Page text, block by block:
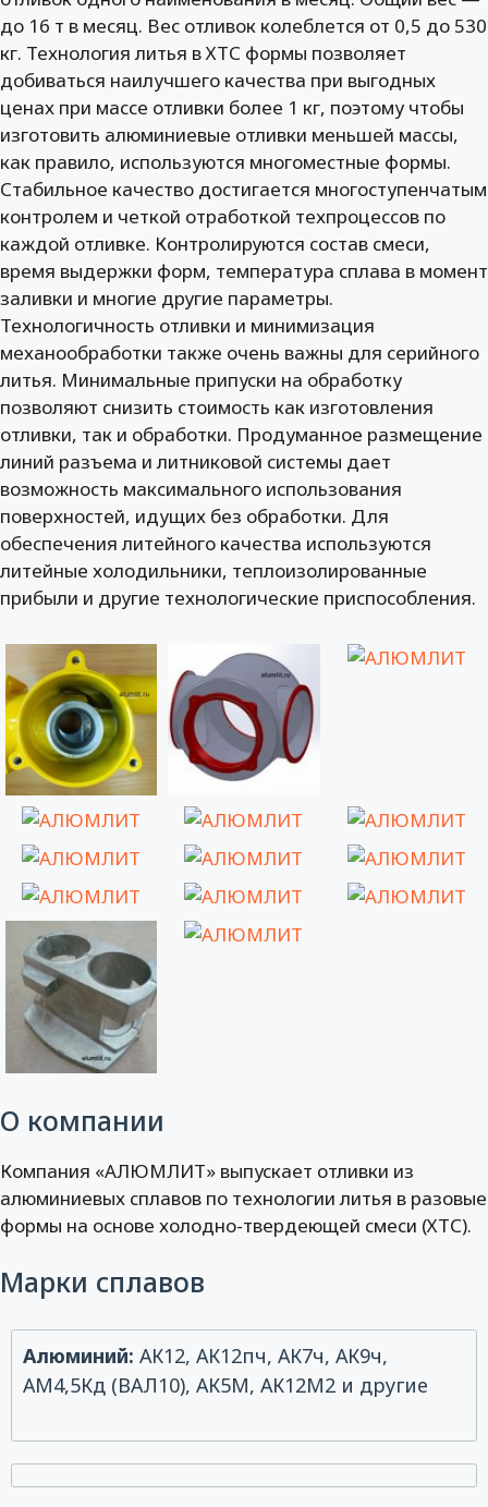
до 16 т в месяц. Вес отливок колеблется от 0,5 до 530
кг. Технология литья в ХТС формы позволяет
добиваться наилучшего качества при выгодных
ценах при массе отливки более 1 кг, поэтому чтобы
изготовить алюминиевые отливки меньшей массы,
как правило, используются многоместные формы.
Стабильное качество достигается многоступенчатым
контролем и четкой отработкой техпроцессов по
каждой отливке. Контролируются состав смеси,
время выдержки форм, температура сплава в момент
заливки и многие другие параметры.
Технологичность отливки и минимизация
механообработки также очень важны для серийного
литья. Минимальные припуски на обработку
позволяют снизить стоимость как изготовления
отливки, так и обработки. Продуманное размещение
линий разъема и литниковой системы дает
возможность максимального использования
поверхностей, идущих без обработки. Для
обеспечения литейного качества используются
литейные холодильники, теплоизолированные
прибыли и другие технологические приспособления.
О компании
Компания «АЛЮМЛИТ» выпускает отливки из
алюминиевых сплавов по технологии литья в разовые
формы на основе холодно-твердеющей смеси (ХТС).
Марки сплавов
Алюминий: АК12, АК12пч, АК7ч, АК9ч,
АМ4,5Кд (ВАЛ10), АК5М, АК12М2 и другие